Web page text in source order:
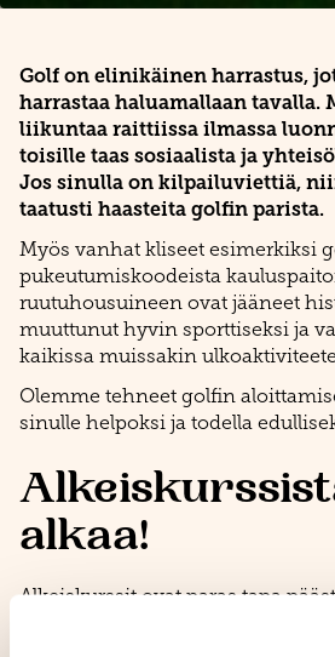
Golf on elinikäinen harrastus,
harrastaa haluamallaan tavalla.
liikuntaa raittiissa ilmassa
toisille taas sosiaalista ja
Jos sinulla on kilpailuviettiä,
taatusti haasteita golfin parista.
Myös vanhat kliseet esimerkiksi
pukeutumiskoodeista
ruutuhousuineen ovat jääneet
muuttunut hyvin sporttiseksi ja
kaikissa muissakin
Olemme tehneet golfin
sinulle helpoksi ja todella
alkaa!
Alkeiskurssit ovat paras tapa
lajin saloihin. Niitä järjestetään
kursseilla tutustut samalla myös